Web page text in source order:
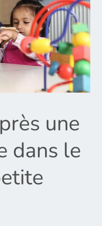
une
dans le